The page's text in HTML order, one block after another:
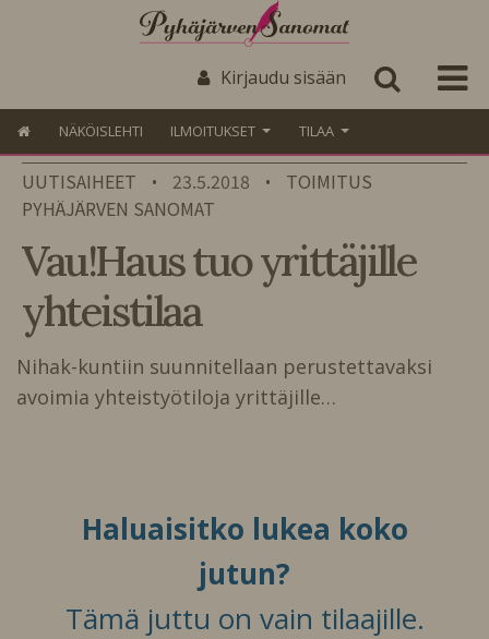
Kirjaudu sisään
NÄKÖISLEHTI ILMOITUKSET TILAA
UUTISAIHEET • 23.5.2018 •
TOIMITUS
PYHÄJÄRVEN SANOMAT
Vau!Haus tuo yrittäjille
yhteistilaa
Nihak-kuntiin suunnitellaan perustettavaksi
avoimia yhteistyötiloja yrittäjille…
Haluaisitko lukea koko
jutun?
Tämä juttu on vain tilaajille.